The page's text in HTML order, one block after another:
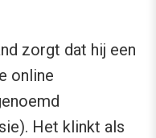
zorgt dat hij een
online
Het klinkt als